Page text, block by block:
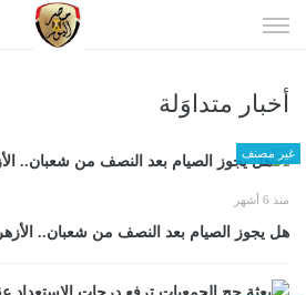
الى
أخبار متداوَلة
غير مصنف
منذ 6 أشهر
هل يجوز الصيام بعد النصف من شعبان..